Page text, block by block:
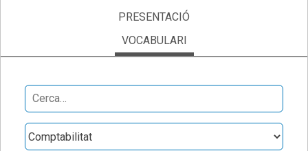
PRESENTACIÓ
VOCABULARI
Search
for:
Obres